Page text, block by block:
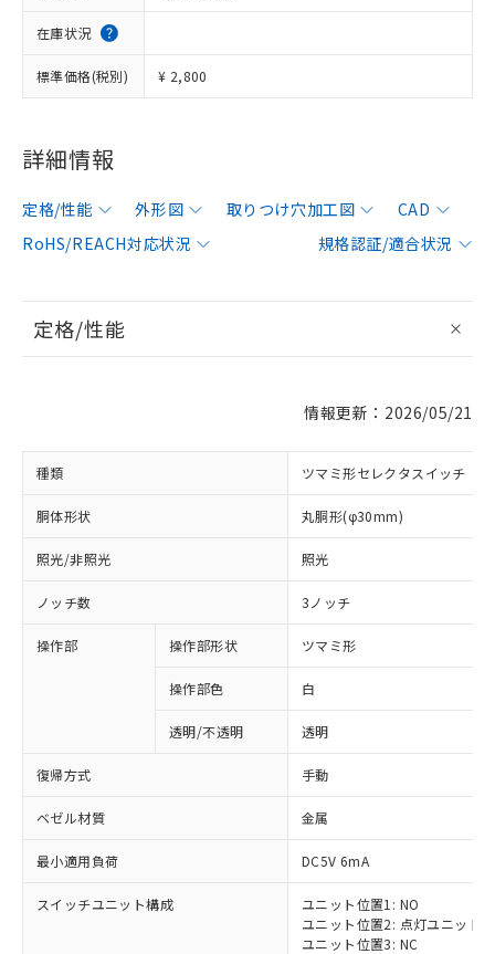
在庫状況
標準価格(税別) ¥ 2,800
詳細情報
定格/性能 外形図 取りつけ穴加工図
CAD
RoHS/REACH対応状況
規格認証/適合状況
定格/性能
情報更新：2026/05/21
種類 ツマミ形セレクタスイッチ
胴体形状 丸胴形(φ30mm)
照光/非照光 照光
ノッチ数 3ノッチ
操作部 操作部形状 ツマミ形
操作部色 白
透明/不透明 透明
復帰方式 手動
ベゼル材質 金属
最小適用負荷 DC5V 6mA
スイッチユニット構成
ユニット位置1: NO
ユニット位置2: 点灯ユニット
ユニット位置3: NC